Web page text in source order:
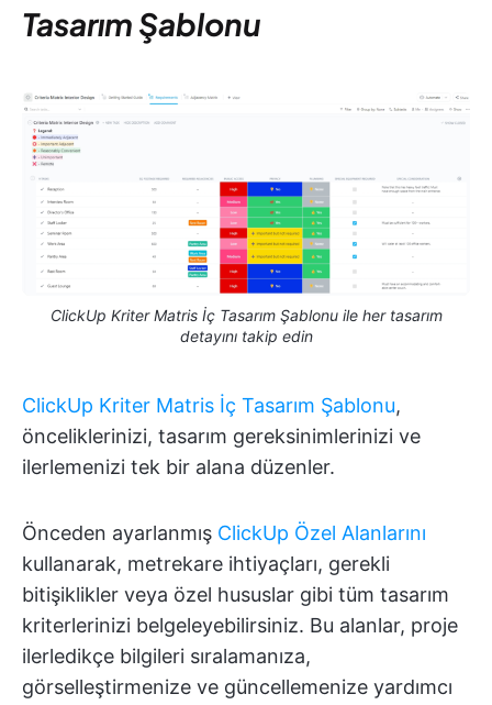
Tasarım Şablonu
ClickUp Kriter Matris İç Tasarım Şablonu ile her tasarım
detayını takip edin
ClickUp Kriter Matris İç Tasarım Şablonu,
önceliklerinizi, tasarım gereksinimlerinizi ve
ilerlemenizi tek bir alana düzenler.
Önceden ayarlanmış ClickUp Özel Alanlarını
kullanarak, metrekare ihtiyaçları, gerekli
bitişiklikler veya özel hususlar gibi tüm tasarım
kriterlerinizi belgeleyebilirsiniz. Bu alanlar, proje
ilerledikçe bilgileri sıralamanıza,
görselleştirmenize ve güncellemenize yardımcı